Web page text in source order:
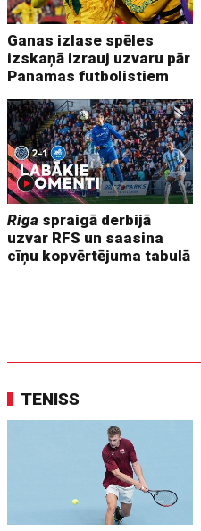
Ganas izlase spēles
izskaņā izrauj uzvaru pār
Panamas futbolistiem
Riga spraigā derbijā
uzvar RFS un saasina
cīņu kopvērtējuma tabulā
TENISS